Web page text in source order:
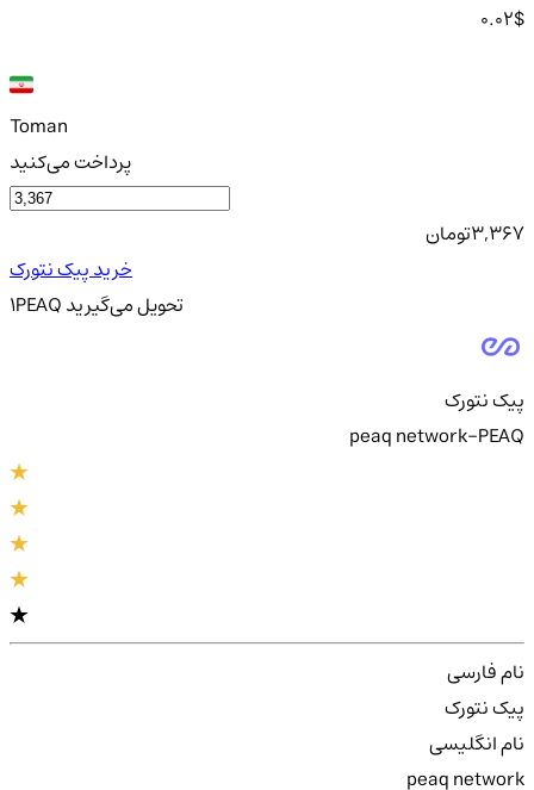
0.02$
Toman
پرداخت می‌کنید
3,367تومان
خرید پیک نتورک
1PEAQ تحویلمی‌گیرید
پیک نتورک
peaq network-PEAQ
نام فارسی
پیک نتورک
نام انگلیسی
peaq network